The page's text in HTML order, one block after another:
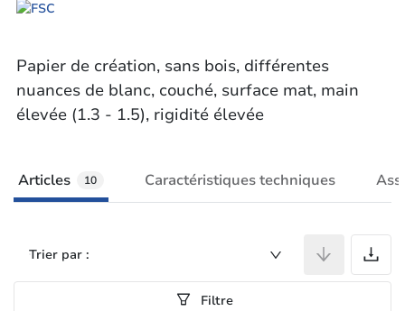
Papier de création, sans bois, différentes
nuances de blanc, couché, surface mat, main
élevée (1.3 - 1.5), rigidité élevée
Articles 10 Caractéristiques techniques
Trier par :
Filtre